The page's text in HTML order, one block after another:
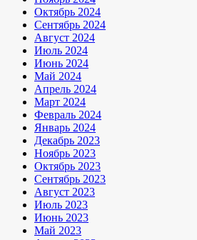
Октябрь 2024
Сентябрь 2024
Август 2024
Июль 2024
Июнь 2024
Май 2024
Апрель 2024
Март 2024
Февраль 2024
Январь 2024
Декабрь 2023
Ноябрь 2023
Октябрь 2023
Сентябрь 2023
Август 2023
Июль 2023
Июнь 2023
Май 2023